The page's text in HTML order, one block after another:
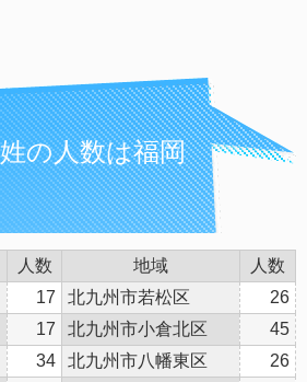
の人数は福岡
人数 地域
人数
17 北九州市若松区
26
17 北九州市小倉北区
45
34 北九州市八幡東区
26